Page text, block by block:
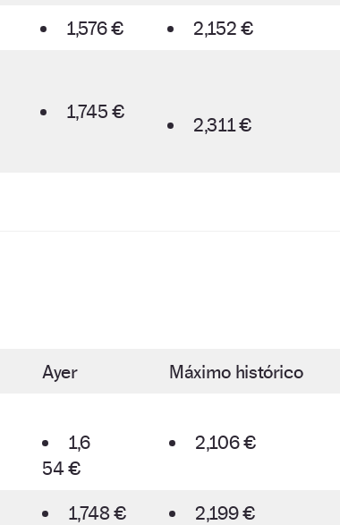
1,576 € 2,152 €
1,745 €
2,311 €
Ayer Máximo histórico
1,6
54 €
2,106 €
1,748 € 2,199 €